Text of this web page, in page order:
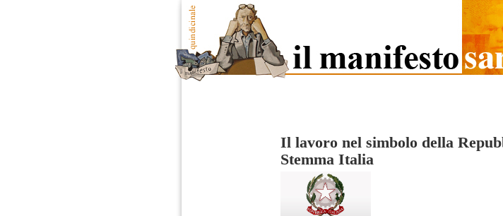
Il lavoro nel simbolo della
Stemma Italia